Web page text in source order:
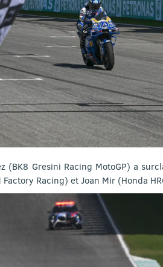
Gresini Racing MotoGP) a
Racing) et Joan Mir (Honda